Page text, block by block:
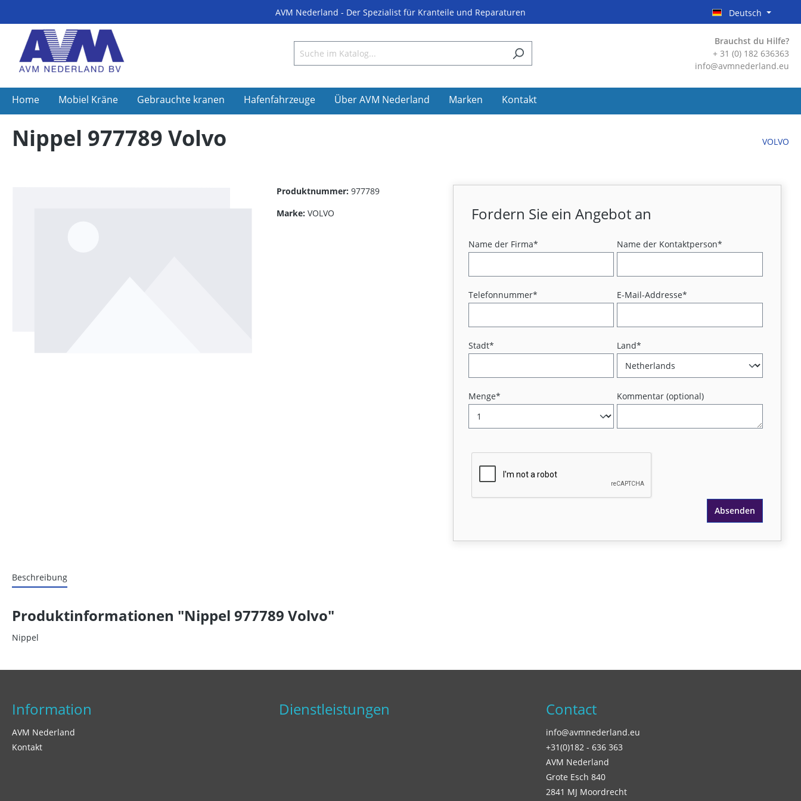
AVM Nederland - Der Spezialist für Kranteile und Reparaturen Deutsch
Brauchst du Hilfe?
+ 31 (0) 182 636363
info@avmnederland.eu
Home Mobiel Kräne Gebrauchte kranen Hafenfahrzeuge Über AVM Nederland Marken Kontakt
Nippel 977789 Volvo VOLVO
Produktnummer: 977789
Marke: VOLVO Fordern Sie ein Angebot an
Name der Firma* Name der Kontaktperson*
Telefonnummer* E-Mail-Addresse*
Stadt* Land*
Menge* Kommentar (optional)
Absenden
Beschreibung
Produktinformationen "Nippel 977789 Volvo"
Nippel
Information
AVM Nederland
Kontakt
Dienstleistungen Contact
info@avmnederland.eu
+31(0)182 - 636 363
AVM Nederland
Grote Esch 840
2841 MJ Moordrecht